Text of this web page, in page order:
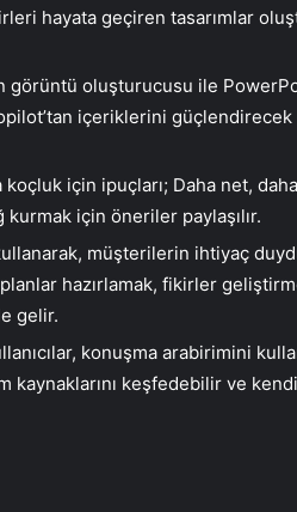
hayata geçiren tasarımlar
görüntü oluşturucusu ile
içeriklerini
koçluk için ipuçları; Daha net,
için öneriler paylaşılır.
müşterilerin ihtiyaç
hazırlamak, fikirler
gelir.
konuşma arabirimini
keşfedebilir ve